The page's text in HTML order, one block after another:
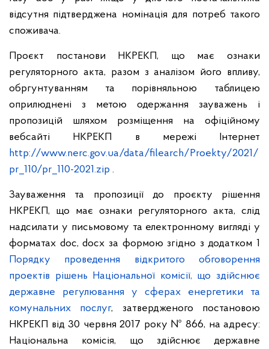
відсутня підтверджена номінація для потреб такого
споживача.
Проєкт постанови НКРЕКП, що має ознаки
регуляторного акта, разом з аналізом його впливу,
обргунтуванням та порівняльною таблицею
оприлюднені з метою одержання зауважень і
пропозицій шляхом розміщення на офіційному
вебсайті НКРЕКП в мережі Інтернет
http://www.nerc.gov.ua/data/filearch/Proekty/2021/
pr_110/pr_110-2021.zip .
Зауваження та пропозиції до проєкту рішення
НКРЕКП, що має ознаки регуляторного акта, слід
надсилати у письмовому та електронному вигляді у
форматах doc, docx за формою згідно з додатком 1
Порядку проведення відкритого обговорення
проектів рішень Національної комісії, що здійснює
державне регулювання у сферах енергетики та
комунальних послуг, затвердженого постановою
НКРЕКП від 30 червня 2017 року № 866, на адресу:
Національна комісія, що здійснює державне